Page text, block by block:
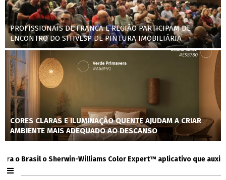
PROFISSIONAIS DE FRANCA E REGIÃO PARTICIPAM DE
ENCONTRO DO SITIVESP DE PINTURA IMOBILIÁRIA
CORES CLARAS E ILUMINAÇÃO QUENTE AJUDAM A CRIAR
AMBIENTE MAIS ADEQUADO AO DESCANSO
o Sherwin-Williams Color Expert™ aplicativo que auxilia